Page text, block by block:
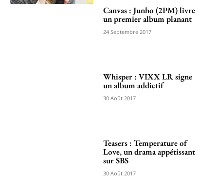
Canvas : Junho (2PM) livre
un premier album planant
24 Septembre 2017
Whisper : VIXX LR signe
un album addictif
30 Août 2017
Teasers : Temperature of
Love, un drama appétissant
sur SBS
30 Août 2017